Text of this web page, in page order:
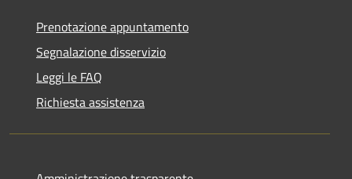
Prenotazione appuntamento
Segnalazione disservizio
Leggi le FAQ
Richiesta assistenza